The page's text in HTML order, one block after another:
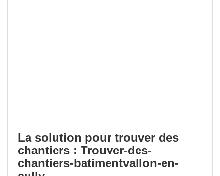
La solution pour trouver des
chantiers : Trouver-des-
chantiers-batimentvallon-en-